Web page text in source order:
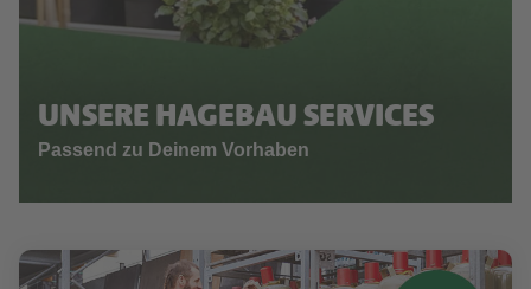
UNSERE HAGEBAU SERVICES
Passend zu Deinem Vorhaben